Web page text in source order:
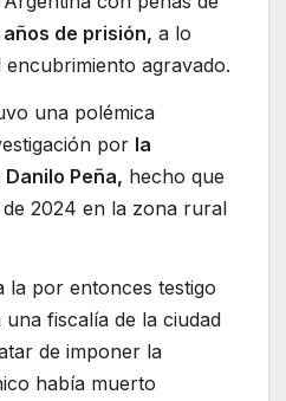
de prisión, a lo
agravado.
una polémica
por la
Peña, hecho que
2024 en la zona rural
la por entonces testigo
una fiscalía de la ciudad
de imponer la
había muerto